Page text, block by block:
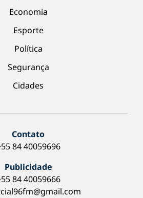
Economia
Esporte
Política
Segurança
Cidades
Contato
84 40059696
Publicidade
84 40059666